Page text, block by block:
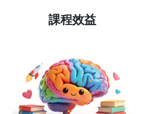
課程效益